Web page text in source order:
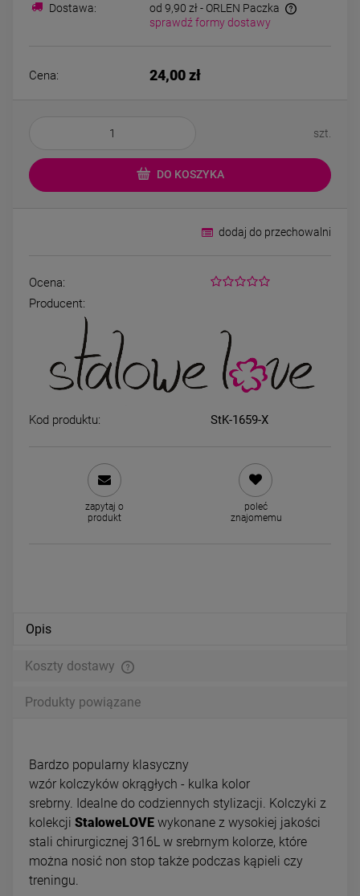
STAL CHIRURGICZNA
44,00 zł
DO KOSZYKA
Naszyjnik STAL
koniczyny zielone
54,00 zł
powiadom o dostępności
Dostawa:
od 9,90 zł - ORLEN Paczka
sprawdź formy dostawy
Cena: 24,00 zł
szt.
DO KOSZYKA
dodaj do przechowalni
Ocena:
Producent:
Kod produktu: StK-1659-X
zapytaj o
produkt
poleć
znajomemu
Opis
Koszty dostawy
Produkty powiązane
Bardzo popularny klasyczny
wzór kolczyków okrągłych - kulka kolor
srebrny. Idealne do codziennych stylizacji. Kolczyki z
kolekcji StaloweLOVE wykonane z wysokiej jakości
stali chirurgicznej 316L w srebrnym kolorze, które
można nosić non stop także podczas kąpieli czy
treningu.